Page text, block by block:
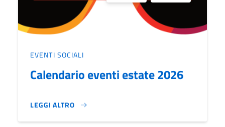
EVENTI SOCIALI
Calendario eventi estate 2026
LEGGI ALTRO
CALENDARIO EVENTI ESTATE 2026}